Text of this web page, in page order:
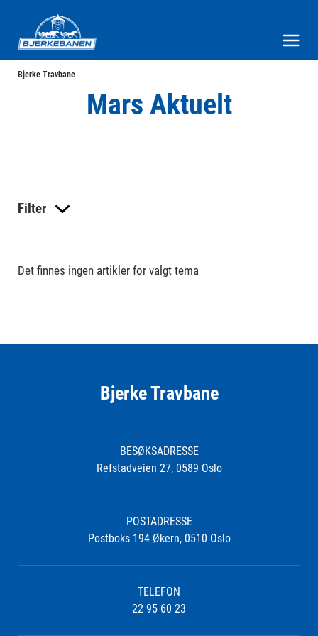
Bjerke Travbane
Mars Aktuelt
Filter
Det finnes ingen artikler for valgt tema
Bjerke Travbane
BESØKSADRESSE
Refstadveien 27, 0589 Oslo
POSTADRESSE
Postboks 194 Økern, 0510 Oslo
TELEFON
22 95 60 23